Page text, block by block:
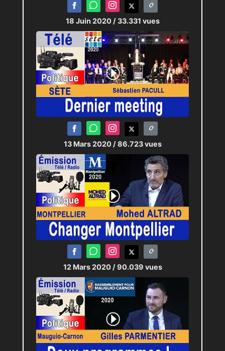
18 Juin 2020 / 33.331 vues
13 Mars 2020 / 86.723 vues
12 Mars 2020 / 90.039 vues